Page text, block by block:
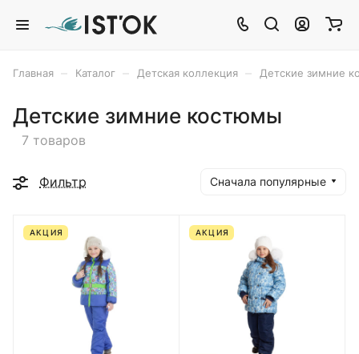
Главная Каталог Детская коллекция Детские зимние
Детские зимние костюмы
7 товаров
Фильтр Сначала популярные
АКЦИЯ АКЦИЯ